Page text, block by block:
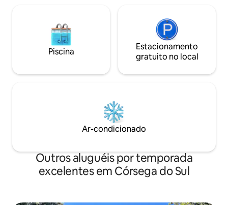
Piscina
Estacionamento
gratuito no local
Ar-condicionado
Outros aluguéis por temporada
excelentes em Córsega do Sul